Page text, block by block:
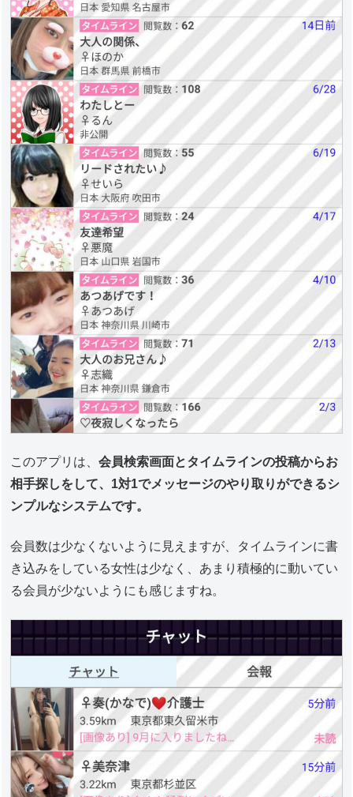
このアプリは、会員検索画面とタイムラインの投稿からお
相手探しをして、1対1でメッセージのやり取りができるシ
ンプルなシステムです。
会員数は少なくないように見えますが、タイムラインに書
き込みをしている女性は少なく、あまり積極的に動いてい
る会員が少ないようにも感じますね。